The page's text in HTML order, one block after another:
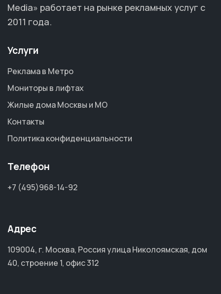
Media» работает на рынке рекламных услуг с
2011 года.
Услуги
Реклама в Метро
Мониторы в лифтах
Жилые дома Москвы и МО
Контакты
Политика конфиденциальности
Телефон
+7 (495)968-14-92
Адрес
109004, г. Москва, Россия улица Николоямская, дом
40, строение 1, офис 312